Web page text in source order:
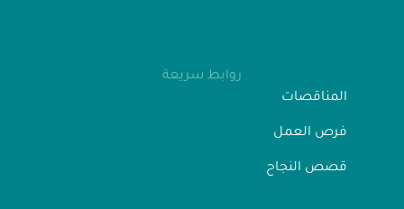
روابط سريعة
المناقصات
فرص العمل
قصص النجاح